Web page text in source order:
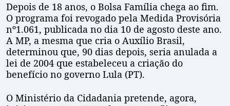
Depois de 18 anos, o Bolsa Família chega ao fim.
O programa foi revogado pela Medida Provisória
nº1.061, publicada no dia 10 de agosto deste ano.
A MP, a mesma que cria o Auxílio Brasil,
determinou que, 90 dias depois, seria anulada a
lei de 2004 que estabeleceu a criação do
benefício no governo Lula (PT).
O Ministério da Cidadania pretende, agora,